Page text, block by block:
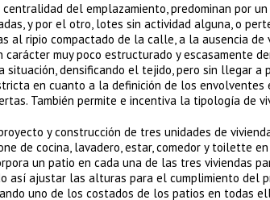
del emplazamiento, predominan por
y por el otro, lotes sin actividad alguna, o
al ripio compactado de la calle, a la ausencia
carácter muy poco estructurado y escasamente
situación, densificando el tejido, pero sin llegar
en cuanto a la definición de los
También permite e incentiva la tipología de
y construcción de tres unidades de
de cocina, lavadero, estar, comedor y toilette
un patio en cada una de las tres viviendas
así ajustar las alturas para el cumplimiento del
uno de los costados de los patios en todas